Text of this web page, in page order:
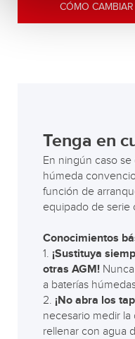
CÓMO
Tenga en
En ningún caso
húmeda
función de
equipado de serie
Conocimientos
1. ¡Sustituya
otras AGM!Nunca
a baterías
2. ¡No abra los
necesario medir
rellenar con agua